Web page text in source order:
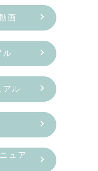
画
ル
アル
ュア